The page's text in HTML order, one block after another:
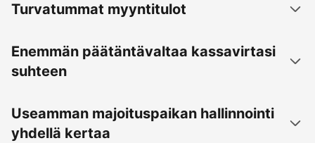
Turvatummat myyntitulot
Enemmän päätäntävaltaa kassavirtasi
suhteen
Useamman majoituspaikan hallinnointi
yhdellä kertaa